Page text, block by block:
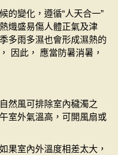
的變化，遵循“人天合一”
熾盛易傷人體正氣及津
多雨多濕也會形成濕熱的
因此， 應當防暑消暑，
然風可排除室內穢濁之
室外氣溫高，可開風扇或
果室內外溫度相差太大，